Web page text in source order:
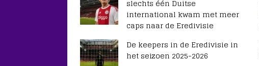
slechts één Duitse
international kwam met meer
caps naar de Eredivisie
De keepers in de Eredivisie in
het seizoen 2025-2026